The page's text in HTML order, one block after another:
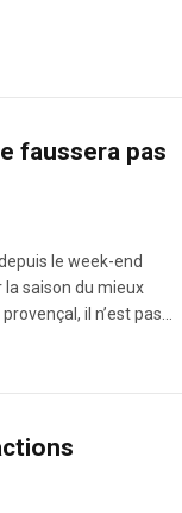
faussera pas
le week-end
saison du mieux
il n’est pas…